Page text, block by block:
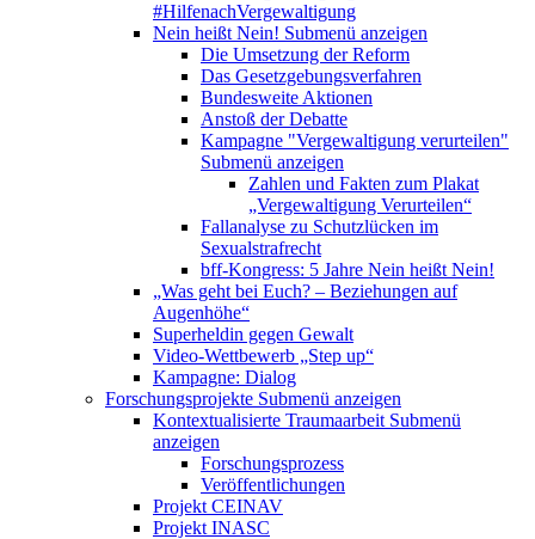
#HilfenachVergewaltigung
Nein heißt Nein! Submenü anzeigen
Die Umsetzung der Reform
Das Gesetzgebungsverfahren
Bundesweite Aktionen
Anstoß der Debatte
Kampagne "Vergewaltigung verurteilen"
Submenü anzeigen
Zahlen und Fakten zum Plakat
„Vergewaltigung Verurteilen“
Fallanalyse zu Schutzlücken im
Sexualstrafrecht
bff-Kongress: 5 Jahre Nein heißt Nein!
„Was geht bei Euch? – Beziehungen auf
Augenhöhe“
Superheldin gegen Gewalt
Video-Wettbewerb „Step up“
Kampagne: Dialog
Forschungsprojekte Submenü anzeigen
Kontextualisierte Traumaarbeit Submenü
anzeigen
Forschungsprozess
Veröffentlichungen
Projekt CEINAV
Projekt INASC